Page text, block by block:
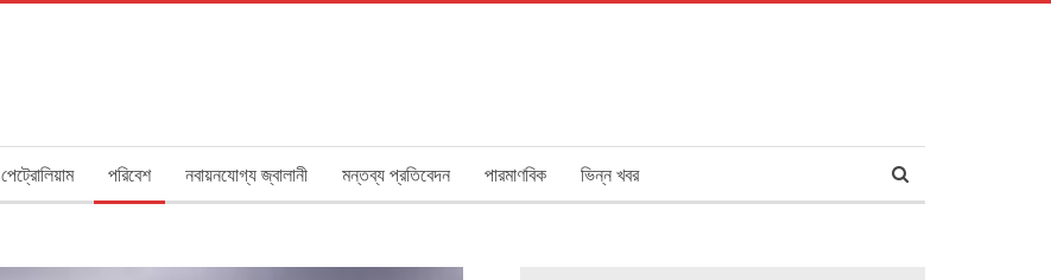
পেট্রোলিয়াম পরিবেশ নবায়নযোগ্য জ্বালানী মন্তব্য প্রতিবেদন পারমাণবিক ভিন্ন খবর